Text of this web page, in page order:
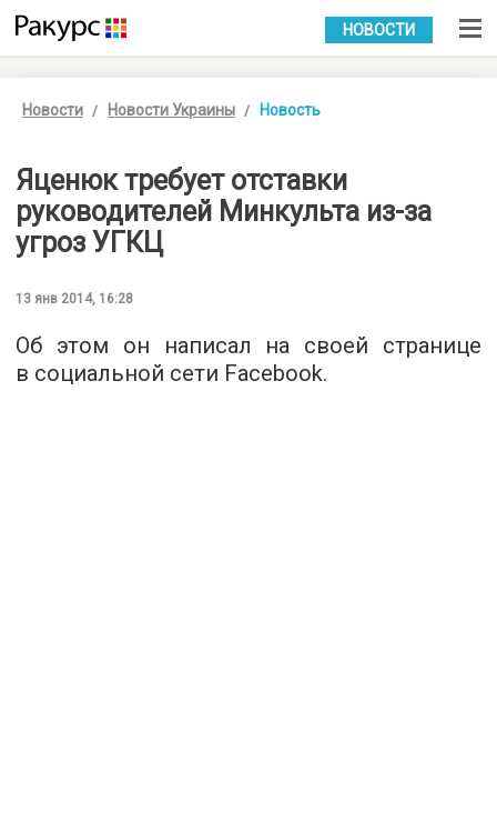
УКР РУС
НОВОСТИ
Новости Новости Украины Новость
Яценюк требует отставки
руководителей Минкульта из-за
угроз УГКЦ
13 янв 2014, 16:28
Об этом он написал на своей странице
в социальной сети Facebook.